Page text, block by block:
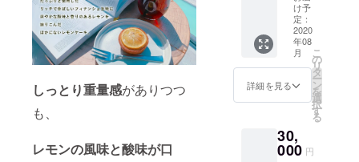
しっとり重量感がありつつ
も、
レモンの風味と酸味が口
LEMON
【10個
入り】
*5箱 ・
感謝の
メッ
セージ
※送料を
け予
定：
2020
年08
月
詳細を見る
こ
の
リ
タ
ー
ン
を
選
択
す
る
30,
000 円